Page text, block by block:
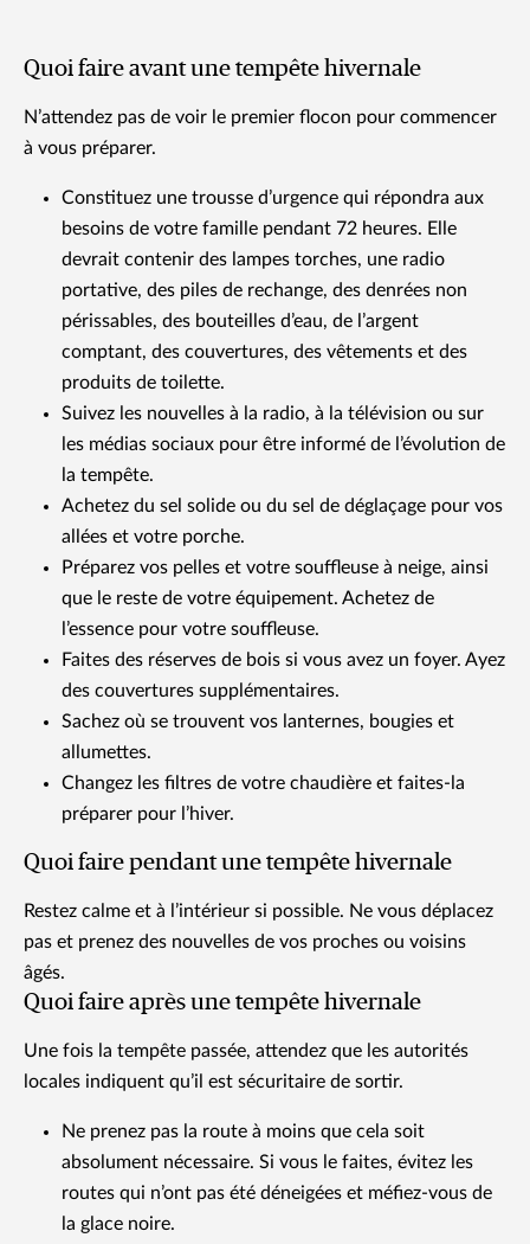
Quoi faire avant une tempête hivernale
N’attendez pas de voir le premier flocon pour commencer
à vous préparer.
Constituez une trousse d’urgence qui répondra aux
besoins de votre famille pendant 72 heures. Elle
devrait contenir des lampes torches, une radio
portative, des piles de rechange, des denrées non
périssables, des bouteilles d’eau, de l’argent
comptant, des couvertures, des vêtements et des
produits de toilette.
Suivez les nouvelles à la radio, à la télévision ou sur
les médias sociaux pour être informé de l’évolution de
la tempête.
Achetez du sel solide ou du sel de déglaçage pour vos
allées et votre porche.
Préparez vos pelles et votre souffleuse à neige, ainsi
que le reste de votre équipement. Achetez de
l’essence pour votre souffleuse.
Faites des réserves de bois si vous avez un foyer. Ayez
des couvertures supplémentaires.
Sachez où se trouvent vos lanternes, bougies et
allumettes.
Changez les filtres de votre chaudière et faites-la
préparer pour l’hiver.
Quoi faire pendant une tempête hivernale
Restez calme et à l’intérieur si possible. Ne vous déplacez
pas et prenez des nouvelles de vos proches ou voisins
âgés.
Quoi faire après une tempête hivernale
Une fois la tempête passée, attendez que les autorités
locales indiquent qu’il est sécuritaire de sortir.
Ne prenez pas la route à moins que cela soit
absolument nécessaire. Si vous le faites, évitez les
routes qui n’ont pas été déneigées et méfiez-vous de
la glace noire.